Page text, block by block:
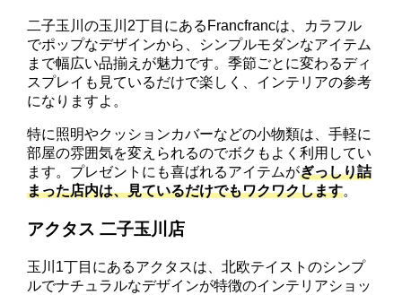
二子玉川の玉川2丁目にあるFrancfrancは、カラフル
でポップなデザインから、シンプルモダンなアイテム
まで幅広い品揃えが魅力です。季節ごとに変わるディ
スプレイも見ているだけで楽しく、インテリアの参考
になりますよ。
特に照明やクッションカバーなどの小物類は、手軽に
部屋の雰囲気を変えられるのでボクもよく利用してい
ます。プレゼントにも喜ばれるアイテムがぎっしり詰
まった店内は、見ているだけでもワクワクします。
アクタス 二子玉川店
玉川1丁目にあるアクタスは、北欧テイストのシンプ
ルでナチュラルなデザインが特徴のインテリアショッ